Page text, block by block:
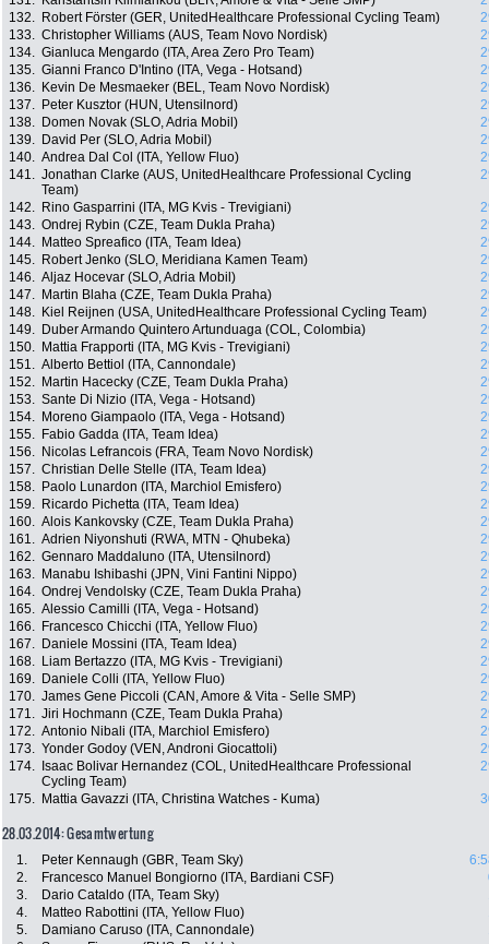
132.
Robert Förster (GER, UnitedHealthcare Professional Cycling Team)
133. Christopher Williams (AUS, Team Novo Nordisk)
134. Gianluca Mengardo (ITA, Area Zero Pro Team)
135. Gianni Franco D'Intino (ITA, Vega - Hotsand)
136.
Kevin De Mesmaeker (BEL, Team Novo Nordisk)
137.
Peter Kusztor (HUN, Utensilnord)
138.
Domen Novak (SLO, Adria Mobil)
139.
David Per (SLO, Adria Mobil)
140. Andrea Dal Col (ITA, Yellow Fluo)
141. Jonathan Clarke (AUS, UnitedHealthcare Professional Cycling
Team)
142. Rino Gasparrini (ITA, MG Kvis - Trevigiani)
143. Ondrej Rybin (CZE, Team Dukla Praha)
144.
Matteo Spreafico (ITA, Team Idea)
145.
Robert Jenko (SLO, Meridiana Kamen Team)
146. Aljaz Hocevar (SLO, Adria Mobil)
147.
Martin Blaha (CZE, Team Dukla Praha)
148.
Kiel Reijnen (USA, UnitedHealthcare Professional Cycling Team)
149.
Duber Armando Quintero Artunduaga (COL, Colombia)
150.
Mattia Frapporti (ITA, MG Kvis - Trevigiani)
151. Alberto Bettiol (ITA, Cannondale)
152.
Martin Hacecky (CZE, Team Dukla Praha)
153. Sante Di Nizio (ITA, Vega - Hotsand)
154.
Moreno Giampaolo (ITA, Vega - Hotsand)
155.
Fabio Gadda (ITA, Team Idea)
156.
Nicolas Lefrancois (FRA, Team Novo Nordisk)
157. Christian Delle Stelle (ITA, Team Idea)
158.
Paolo Lunardon (ITA, Marchiol Emisfero)
159.
Ricardo Pichetta (ITA, Team Idea)
160. Alois Kankovsky (CZE, Team Dukla Praha)
161. Adrien Niyonshuti (RWA, MTN - Qhubeka)
162. Gennaro Maddaluno (ITA, Utensilnord)
163.
Manabu Ishibashi (JPN, Vini Fantini Nippo)
164. Ondrej Vendolsky (CZE, Team Dukla Praha)
165. Alessio Camilli (ITA, Vega - Hotsand)
166.
Francesco Chicchi (ITA, Yellow Fluo)
167.
Daniele Mossini (ITA, Team Idea)
168.
Liam Bertazzo (ITA, MG Kvis - Trevigiani)
169.
Daniele Colli (ITA, Yellow Fluo)
170. James Gene Piccoli (CAN, Amore & Vita - Selle SMP)
171. Jiri Hochmann (CZE, Team Dukla Praha)
172. Antonio Nibali (ITA, Marchiol Emisfero)
173. Yonder Godoy (VEN, Androni Giocattoli)
174.
Isaac Bolivar Hernandez (COL, UnitedHealthcare Professional
Cycling Team)
175. Mattia Gavazzi (ITA, Christina Watches - Kuma)
28.03.2014: Gesamtwertung
1. Peter Kennaugh (GBR, Team Sky)
2.
Francesco Manuel Bongiorno (ITA, Bardiani CSF)
3.
Dario Cataldo (ITA, Team Sky)
4.
Matteo Rabottini (ITA, Yellow Fluo)
5.
Damiano Caruso (ITA, Cannondale)